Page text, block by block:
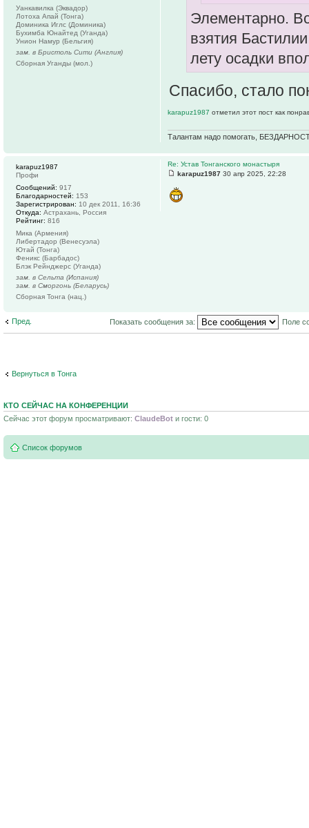
Элементарно.
взятия
лету осадки
Спасибо, стало
karapuz1987 отметил этот пост как
Талантам надо помогать,
Уанкавилка (Эквадор)
Лотоха Апай (Тонга)
Доминика Иглс (Доминика)
Бухимба Юнайтед (Уганда)
Унион Намур (Бельгия)
зам. в Бристоль Сити (Англия)
Сборная Уганды (мол.)
Re: Устав Тонганского монастыря
karapuz1987 30 апр 2025, 22:28
karapuz1987
Профи
Сообщений: 917
Благодарностей: 153
Зарегистрирован: 10 дек 2011, 16:36
Откуда: Астрахань, Россия
Рейтинг: 816
Мика (Армения)
Либертадор (Венесуэла)
Ютай (Тонга)
Феникс (Барбадос)
Блэк Рейнджерс (Уганда)
зам. в Сельта (Испания)
зам. в Сморгонь (Беларусь)
Сборная Тонга (нац.)
Пред. Показать сообщения за: Поле
Вернуться в Тонга
КТО СЕЙЧАС НА КОНФЕРЕНЦИИ
Сейчас этот форум просматривают: ClaudeBot и гости: 0
Список форумов